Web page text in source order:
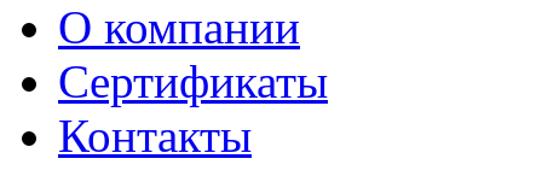
О компании
Сертификаты
Контакты